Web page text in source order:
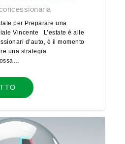
per Preparare una
Vincente L’estate è alle
d’auto, è il momento
una strategia